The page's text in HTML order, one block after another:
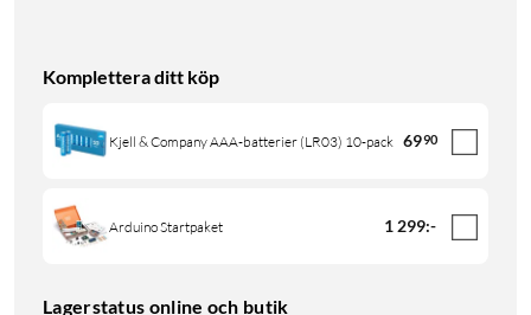
Komplettera ditt köp
Kjell & Company AAA-batterier (LR03) 10-pack 6990
Arduino Startpaket 1 299:-
Lagerstatus online och butik